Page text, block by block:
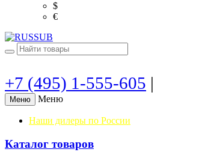
$
€
+7 (495) 1-555-605 |
Меню Меню
Наши дилеры по России
Каталог товаров